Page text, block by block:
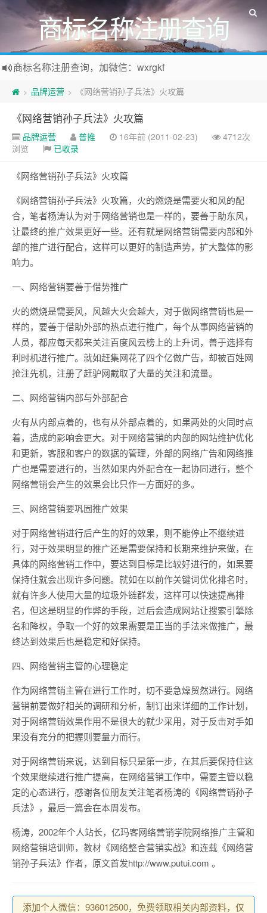
商标名称注册查询
商标名称注册查询，加微信：wxrgkf
商标注册和购买，加微信：wxrgkf
> 品牌运营 > 《网络营销孙子兵法》火攻篇
《网络营销孙子兵法》火攻篇
品牌运营 普推 16年前 (2011-02-23)
4712次
浏览
已收录
《网络营销孙子兵法》火攻篇
《网络营销孙子兵法》火攻篇，火的燃烧是需要火和风的配
合，笔者杨涛认为对于网络营销也是一样的，要善于助东风，
让最终的推广效果更好一些。还有就是网络营销需要内部和外
部的推广进行配合，这样可以更好的制造声势，扩大整体的影
响力。
一、网络营销要善于借势推广
火的燃烧是需要风，风越大火会越大，对于做网络营销也是一
样的，要善于借助外部的热点进行推广，每个从事网络营销的
人员，都应每天都来关注百度风云榜上的上升词，善于选择有
利时机进行推广。就如赶集网花了四个亿做广告，却被百姓网
抢注先机，注册了赶驴网截取了大量的关注和流量。
二、网络营销内部与外部配合
火有从内部点着的，也有从外部点着的，如果两处的火同时点
着，造成的影响会更大。对于网络营销的内部的网站维护优化
和更新，客服和客户的数据的管理，外部的网络广告和网络推
广也是需要进行的，当然如果内外配合在一起协同进行，整个
网络营销会产生的效果会比只作一方面好的多。
三、网络营销要巩固推广效果
对于网络营销进行后产生的好的效果，则不能停止不继续进
行，对于效果明显的推广还是需要保持和长期来维护来做，在
具体的网络营销工作中，要达到目标是比较好进行的，如果要
保持住就会出现许多问题。就如在以前作关键词优化排名时，
就有许多人使用大量的垃圾外链群发，这样可以快速提高排
名，但这是明显的作弊的手段，过后会造成网站让搜索引擎除
名和降权，争取一个好的效果需要是正当的手法来做推广，最
终达到效果后也是稳定和好保持。
四、网络营销主管的心理稳定
作为网络营销主管在进行工作时，切不要急燥贸然进行。网络
营销前要做好相关的调研和分析，制订出来详细的工作计划，
对于网络营销效果作用不是很大的就少采用，对于反击对手如
果没有充分的把握则要量力而行。
对于网络营销来说，达到目标只是第一步，在其后要保持住这
个效果继续进行推广提高，在网络营销工作中，需要主管以稳
定的心态进行，感谢各位朋友关注笔者杨涛的《网络营销孙子
兵法》，最后一篇会在本周发布。
杨涛，2002年个人站长，亿玛客网络营销学院网络推广主管和
网络营销培训师，教材《网络整合营销实战》和连载《网络营
销孙子兵法》作者，原文首发http://www.putui.com 。
添加个人微信：936012500，免费领取相关内部资料，仅